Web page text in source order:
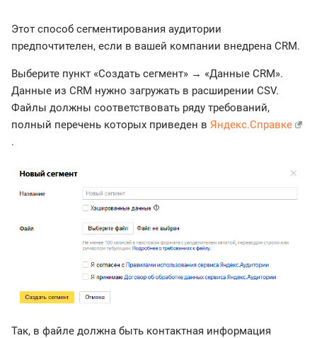
Этот способ сегментирования аудитории
предпочтителен, если в вашей компании внедрена CRM.
Выберите пункт «Создать сегмент» → «Данные CRM».
Данные из CRM нужно загружать в расширении CSV.
Файлы должны соответствовать ряду требований,
полный перечень которых приведен в Яндекс.Справке
.
Так, в файле должна быть контактная информация